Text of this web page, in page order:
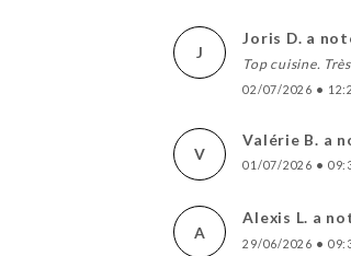
J
Joris D. a
Top cuisine.
02/07/2026 •
V
Valérie B. a
01/07/2026 •
A
Alexis L. a
29/06/2026 •